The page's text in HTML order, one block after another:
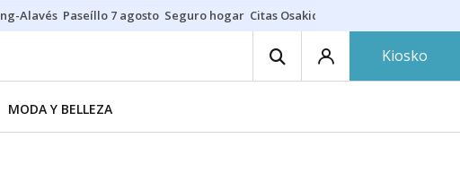
Alavés Paseíllo 7 agosto Seguro hogar Citas Osakidetza
Kiosko
MODA Y BELLEZA